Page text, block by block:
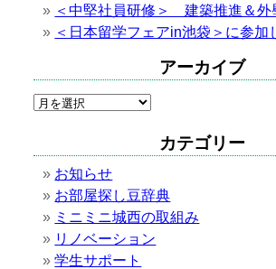
＜中堅社員研修＞ 建築推進＆外
＜日本留学フェアin池袋＞に参加
アーカイブ
カテゴリー
お知らせ
お部屋探し豆辞典
ミニミニ城西の取組み
リノベーション
学生サポート